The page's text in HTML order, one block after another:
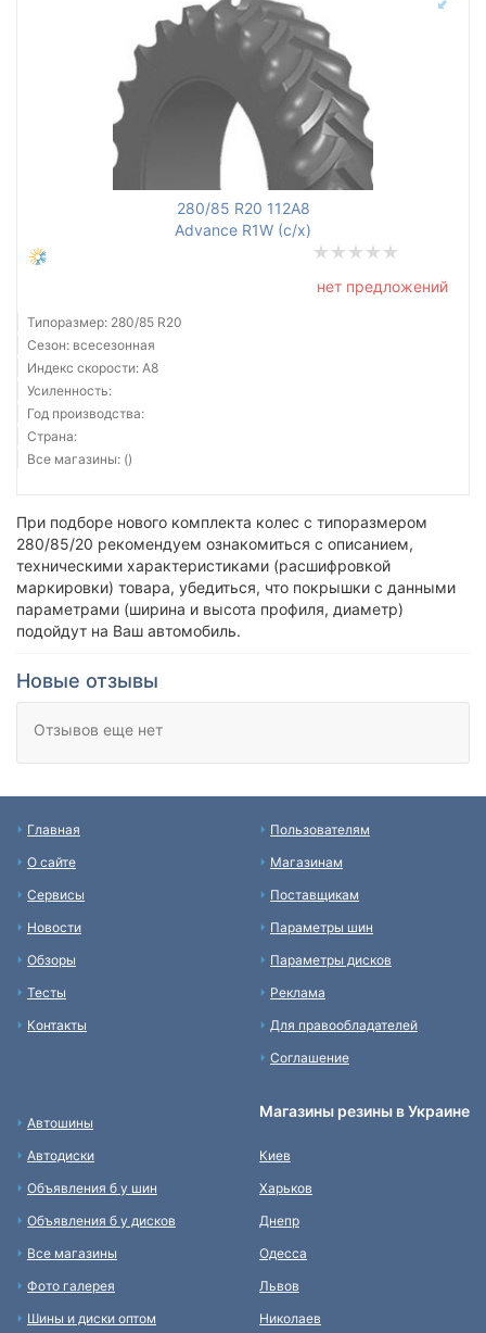
280/85 R20 112A8
Advance R1W (с/х)
нет предложений
Типоразмер: 280/85 R20
Сезон: всесезонная
Индекс скорости: A8
Усиленность:
Год производства:
Страна:
Все магазины: ()
При подборе нового комплекта колес с типоразмером
280/85/20 рекомендуем ознакомиться с описанием,
техническими характеристиками (расшифровкой
маркировки) товара, убедиться, что покрышки с данными
параметрами (ширина и высота профиля, диаметр)
подойдут на Ваш автомобиль.
Новые отзывы
Отзывов еще нет
Главная
О сайте
Сервисы
Новости
Обзоры
Тесты
Контакты
Пользователям
Магазинам
Поставщикам
Параметры шин
Параметры дисков
Реклама
Для правообладателей
Соглашение
Автошины
Автодиски
Объявления б у шин
Объявления б у дисков
Все магазины
Фото галерея
Шины и диски оптом
Магазины резины в Украине
Киев
Харьков
Днепр
Одесса
Львов
Николаев